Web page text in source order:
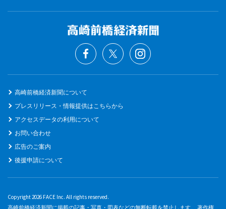
高崎前橋経済新聞について
プレスリリース・情報提供はこちらから
アクセスデータの利用について
お問い合わせ
広告のご案内
後援申請について
Copyright 2026 FACE Inc. All rights reserved.
高崎前橋経済新聞に掲載の記事・写真・図表などの無断転載を禁止します。 著作権